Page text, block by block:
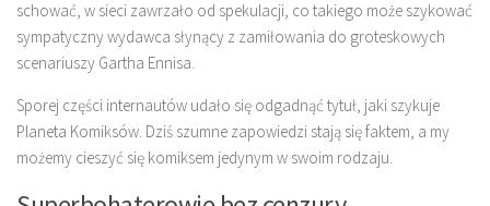
schować, w sieci zawrzało od spekulacji, co takiego może szykować
sympatyczny wydawca słynący z zamiłowania do groteskowych
scenariuszy Gartha Ennisa.
Sporej części internautów udało się odgadnąć tytuł, jaki szykuje
Planeta Komiksów. Dziś szumne zapowiedzi stają się faktem, a my
możemy cieszyć się komiksem jedynym w swoim rodzaju.